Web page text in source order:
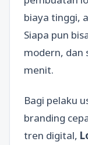
biaya tinggi,
Siapa pun
modern, dan
menit.
Bagi pelaku
branding
tren digital,